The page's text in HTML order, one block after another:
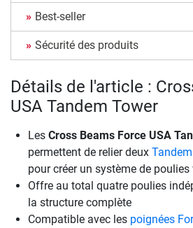
Best-seller
Sécurité des produits
Détails de l'article :
USA Tandem Tower
Les Cross Beams Force USA
permettent de relier deux
pour créer un système de poulies
Offre au total quatre poulies
la structure complète
Compatible avec les poignées